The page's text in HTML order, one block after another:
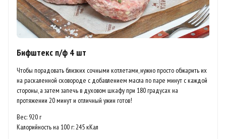
Бифштекс п/ф 4 шт
Чтобы порадовать близких сочными котлетами, нужно просто обжарить их
на раскаленной сковороде с добавлением масла по паре минут с каждой
стороны, а затем запечь в духовом шкафу при 180 градусах на
протяжении 20 минут и отличный ужин готов!
Вес: 920 г
Калорийность на 100 г: 245 кКал